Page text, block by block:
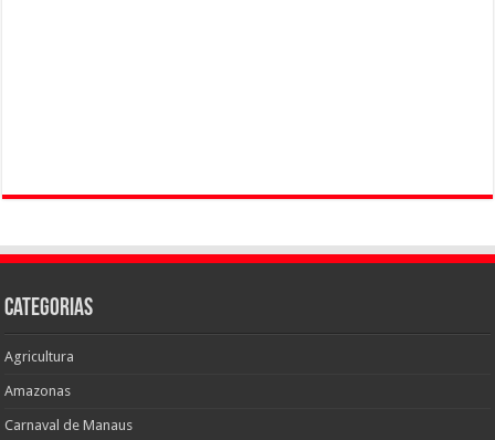
Categorias
Agricultura
Amazonas
Carnaval de Manaus